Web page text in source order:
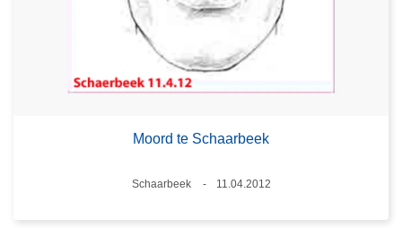
Moord te Schaarbeek
Plaats
Schaarbeek
11.04.2012